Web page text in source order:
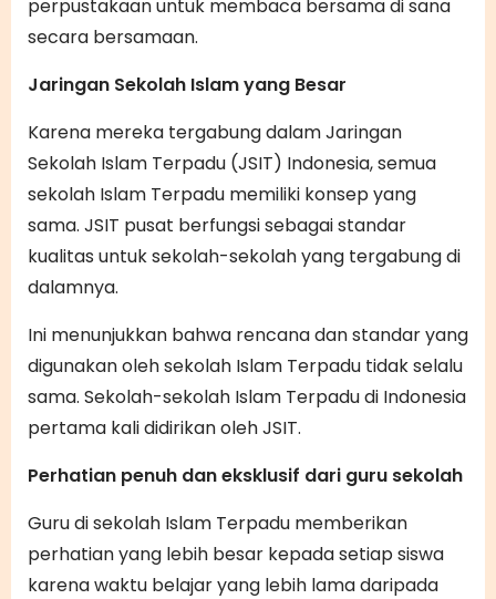
perpustakaan untuk membaca bersama di sana
secara bersamaan.
Jaringan Sekolah Islam yang Besar
Karena mereka tergabung dalam Jaringan
Sekolah Islam Terpadu (JSIT) Indonesia, semua
sekolah Islam Terpadu memiliki konsep yang
sama. JSIT pusat berfungsi sebagai standar
kualitas untuk sekolah-sekolah yang tergabung di
dalamnya.
Ini menunjukkan bahwa rencana dan standar yang
digunakan oleh sekolah Islam Terpadu tidak selalu
sama. Sekolah-sekolah Islam Terpadu di Indonesia
pertama kali didirikan oleh JSIT.
Perhatian penuh dan eksklusif dari guru sekolah
Guru di sekolah Islam Terpadu memberikan
perhatian yang lebih besar kepada setiap siswa
karena waktu belajar yang lebih lama daripada